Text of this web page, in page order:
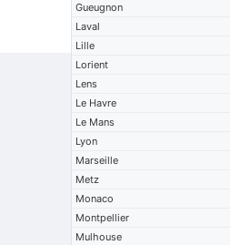
Gueugnon
Laval
Lille
Lorient
Lens
Le Havre
Le Mans
Lyon
Marseille
Metz
Monaco
Montpellier
Mulhouse